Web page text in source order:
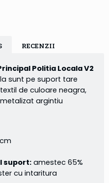
RECENZII
Politia Locala V2
sunt pe suport tare
de culoare neagra,
argintiu
suport: amestec 65%
cu intaritura